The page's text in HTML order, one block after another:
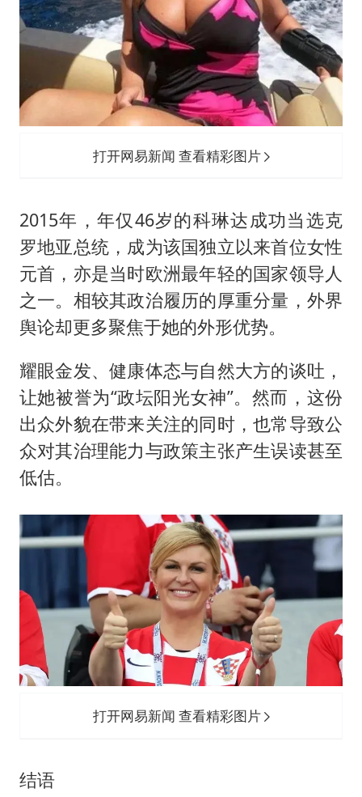
打开网易新闻 查看精彩图片
2015年，年仅46岁的科琳达成功当选克
罗地亚总统，成为该国独立以来首位女性
元首，亦是当时欧洲最年轻的国家领导人
之一。相较其政治履历的厚重分量，外界
舆论却更多聚焦于她的外形优势。
耀眼金发、健康体态与自然大方的谈吐，
让她被誉为“政坛阳光女神”。然而，这份
出众外貌在带来关注的同时，也常导致公
众对其治理能力与政策主张产生误读甚至
低估。
打开网易新闻 查看精彩图片
结语